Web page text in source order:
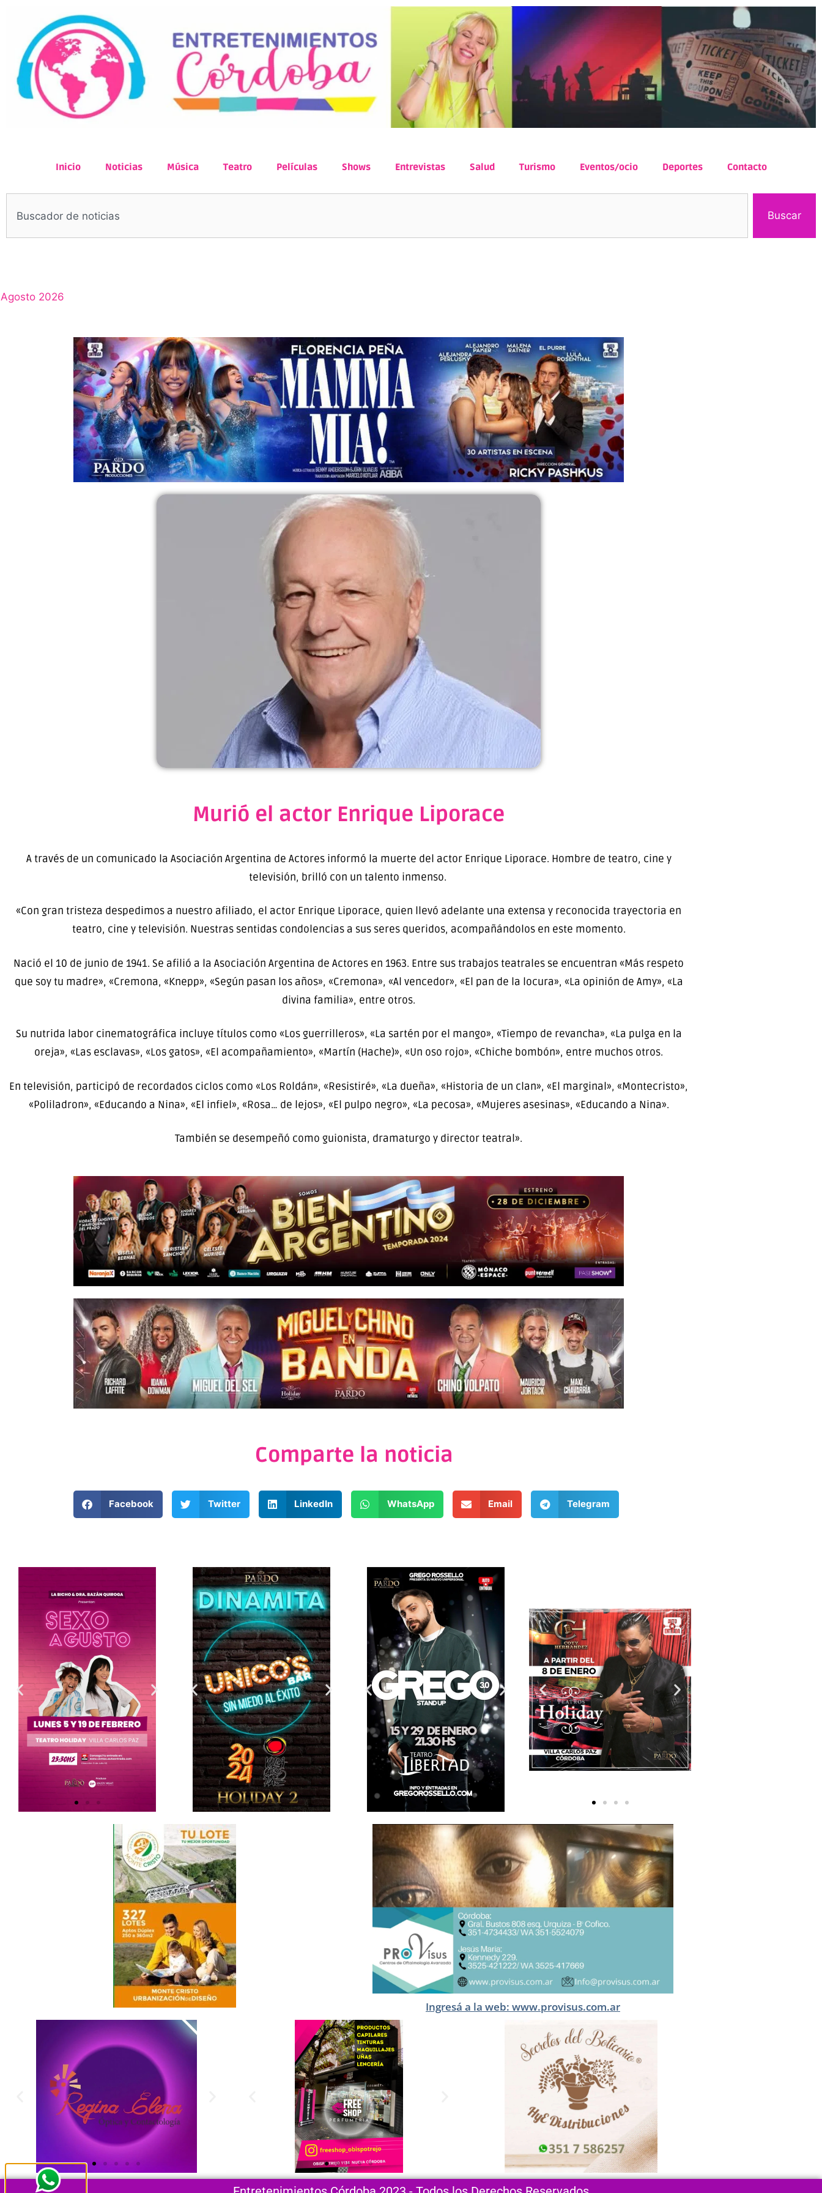
Inicio Noticias Música Teatro Películas Shows Entrevistas Salud Turismo Eventos/ocio Deportes Contacto
Buscar
Agosto 2026
Murió el actor Enrique Liporace
A través de un comunicado la Asociación Argentina de Actores informó la muerte del actor Enrique Liporace. Hombre de teatro, cine y
televisión, brilló con un talento inmenso.
«Con gran tristeza despedimos a nuestro afiliado, el actor Enrique Liporace, quien llevó adelante una extensa y reconocida trayectoria en
teatro, cine y televisión. Nuestras sentidas condolencias a sus seres queridos, acompañándolos en este momento.
Nació el 10 de junio de 1941. Se afilió a la Asociación Argentina de Actores en 1963. Entre sus trabajos teatrales se encuentran «Más respeto
que soy tu madre», «Cremona, «Knepp», «Según pasan los años», «Cremona», «Al vencedor», «El pan de la locura», «La opinión de Amy», «La
divina familia», entre otros.
Su nutrida labor cinematográfica incluye títulos como «Los guerrilleros», «La sartén por el mango», «Tiempo de revancha», «La pulga en la
oreja», «Las esclavas», «Los gatos», «El acompañamiento», «Martín (Hache)», «Un oso rojo», «Chiche bombón», entre muchos otros.
En televisión, participó de recordados ciclos como «Los Roldán», «Resistiré», «La dueña», «Historia de un clan», «El marginal», «Montecristo»,
«Poliladron», «Educando a Nina», «El infiel», «Rosa… de lejos», «El pulpo negro», «La pecosa», «Mujeres asesinas», «Educando a Nina».
También se desempeñó como guionista, dramaturgo y director teatral».
Comparte la noticia
Facebook Twitter LinkedIn WhatsApp Email Telegram
Ingresá a la web: www.provisus.com.ar